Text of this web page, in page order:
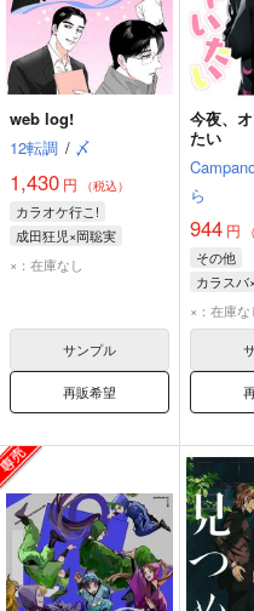
web log!
12転調 / 〆
1,430 円 （税込）
カラオケ行こ!
成田狂児×岡聡実
成田狂児
×：在庫なし
サンプル
再販希望
今夜、
たい
ら
944 円
その他
カラスバ
カラスバ
×：在庫な